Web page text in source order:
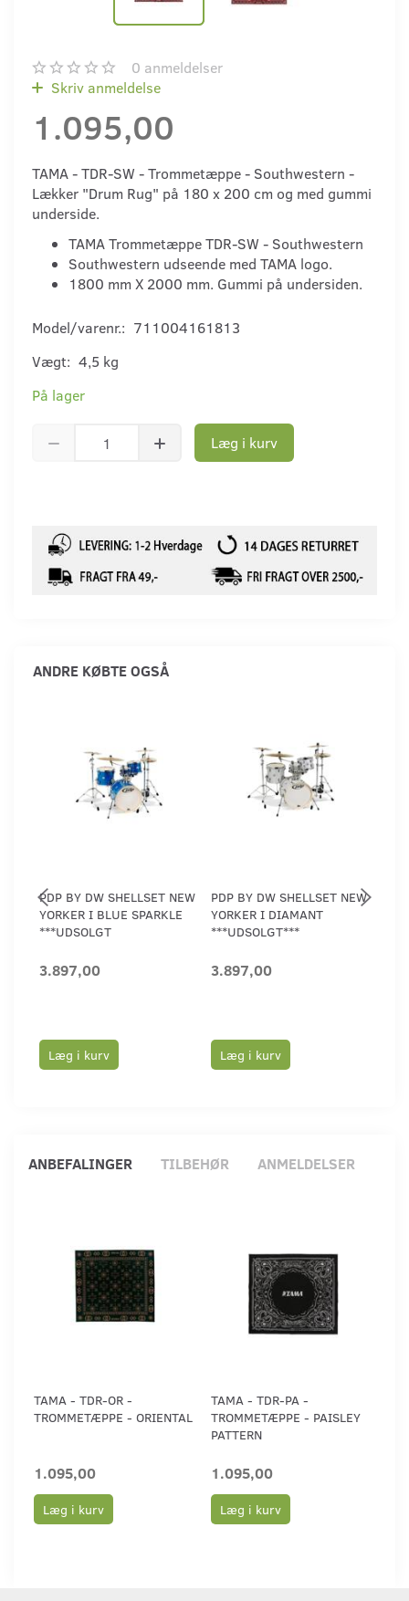
0 anmeldelser
Skriv anmeldelse
1.095,00
TAMA - TDR-SW - Trommetæppe - Southwestern -
Lækker "Drum Rug" på 180 x 200 cm og med gummi
underside.
TAMA Trommetæppe TDR-SW - Southwestern
Southwestern udseende med TAMA logo.
1800 mm X 2000 mm. Gummi på undersiden.
Model/varenr.: 711004161813
Vægt: 4,5 kg
På lager
Læg i kurv
ANDRE KØBTE OGSÅ
PDP BY DW SHELLSET NEW
YORKER I BLUE SPARKLE
***UDSOLGT
3.897,00
Læg i kurv
PDP BY DW SHELLSET NEW
YORKER I DIAMANT
***UDSOLGT***
3.897,00
Læg i kurv
ANBEFALINGER TILBEHØR ANMELDELSER
TAMA - TDR-OR -
TROMMETÆPPE - ORIENTAL
1.095,00
Læg i kurv
TAMA - TDR-PA -
TROMMETÆPPE - PAISLEY
PATTERN
1.095,00
Læg i kurv